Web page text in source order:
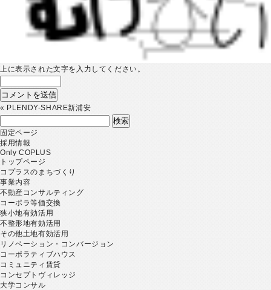
上に表示された文字を入力してください。
« PLENDY-SHARE新浦安
索:
固定ページ
採用情報
Only COPLUS
トップページ
コプラスのまちづくり
事業内容
不動産コンサルティング
コーポラ等価交換
狭小地有効活用
不整形地有効活用
その他土地有効活用
リノベーション・コンバージョン
コーポラティブハウス
コミュニティ賃貸
コンセプトヴィレッジ
大学コンサル